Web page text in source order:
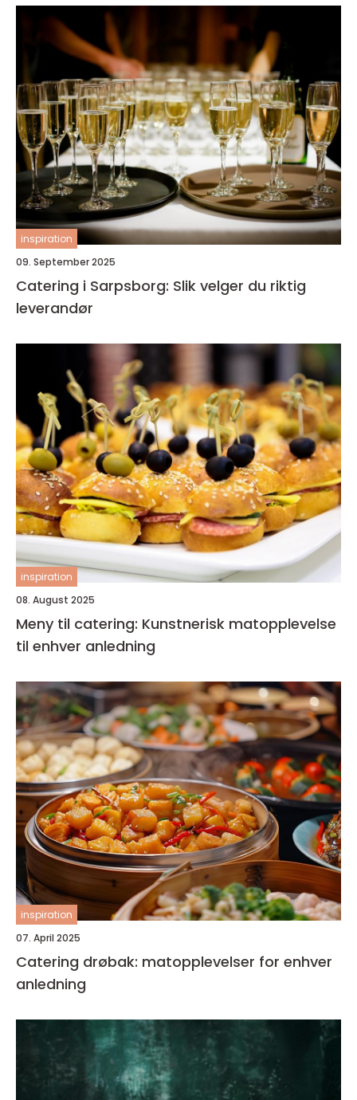
inspiration
09. September 2025
Catering i Sarpsborg: Slik velger du riktig
leverandør
inspiration
08. August 2025
Meny til catering: Kunstnerisk matopplevelse
til enhver anledning
inspiration
07. April 2025
Catering drøbak: matopplevelser for enhver
anledning